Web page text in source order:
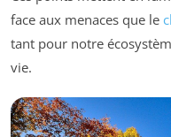
face aux menaces que le
tant pour notre
vie.